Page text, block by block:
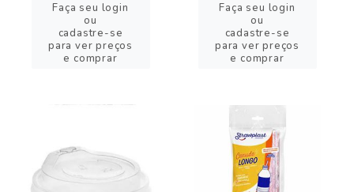
Faça seu login
ou
cadastre-se
para ver preços
e comprar
Faça seu login
ou
cadastre-se
para ver preços
e comprar